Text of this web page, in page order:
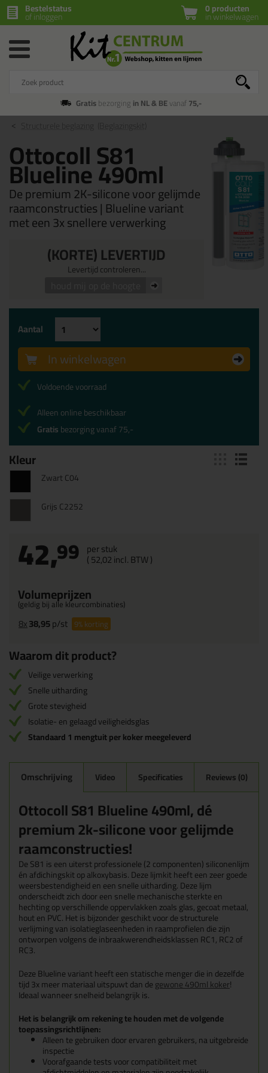
0 producten
in winkelwagen
Bestelstatus
of inloggen
Gratisbezorging in NL & BEvanaf75,-
Ottocoll S81
Blueline 490ml
De premium 2K-silicone voor gelijmde
raamconstructies | Blueline variant
met een 3x snellere verwerking
(KORTE) LEVERTIJD
Levertijd controleren...
Kleur
Zwart C04
Grijs C2252
42,99 per stuk
(52,02incl. BTW )
Volumeprijzen
(geldig bij alle kleurcombinaties)
8x38,95p/st 9%korting
Aantal
In winkelwagen
Voldoende voorraad
Alleen online beschikbaar
Gratisbezorging vanaf 75,-
Waarom dit product?
Veilige verwerking
Snelle uitharding
Grote stevigheid
Isolatie- en gelaagd veiligheidsglas
Standaard 1 mengtuit per koker meegeleverd
Omschrijving Video Specificaties Reviews (0)
Ottocoll S81 Blueline 490ml, dé
premium 2k-silicone voor gelijmde
raamconstructies!
De S81 is een uiterst professionele (2 componenten) siliconenlijm
én afdichingskit op alkoxybasis. Deze lijmkit heeft een zeer goede
weersbestendigheid en een snelle uitharding. Deze lijm
onderscheidt zich door een snelle mechanische sterkte en
hechting op verschillende oppervlakken zoals glas, gecoat metaal,
hout en PVC. Het is bijzonder geschikt voor de structurele
verlijming van isolatieglaseenheden in raamprofielen die zijn
ontworpen volgens de inbraakwerendheidsklassen RC1, RC2 of
RC3.
Deze Blueline variant heeft een statische menger die in dezelfde
tijd 3x meer materiaal uitspuwt dan degewone 490ml koker!
Ideaal wanneer snelheid belangrijk is.
Het is belangrijk om rekening te houden met de volgende
toepassingsrichtlijnen:
Alleen te gebruiken door ervaren gebruikers, na uitgebreide
inspectie
Voorafgaande tests voor compatibiliteit met